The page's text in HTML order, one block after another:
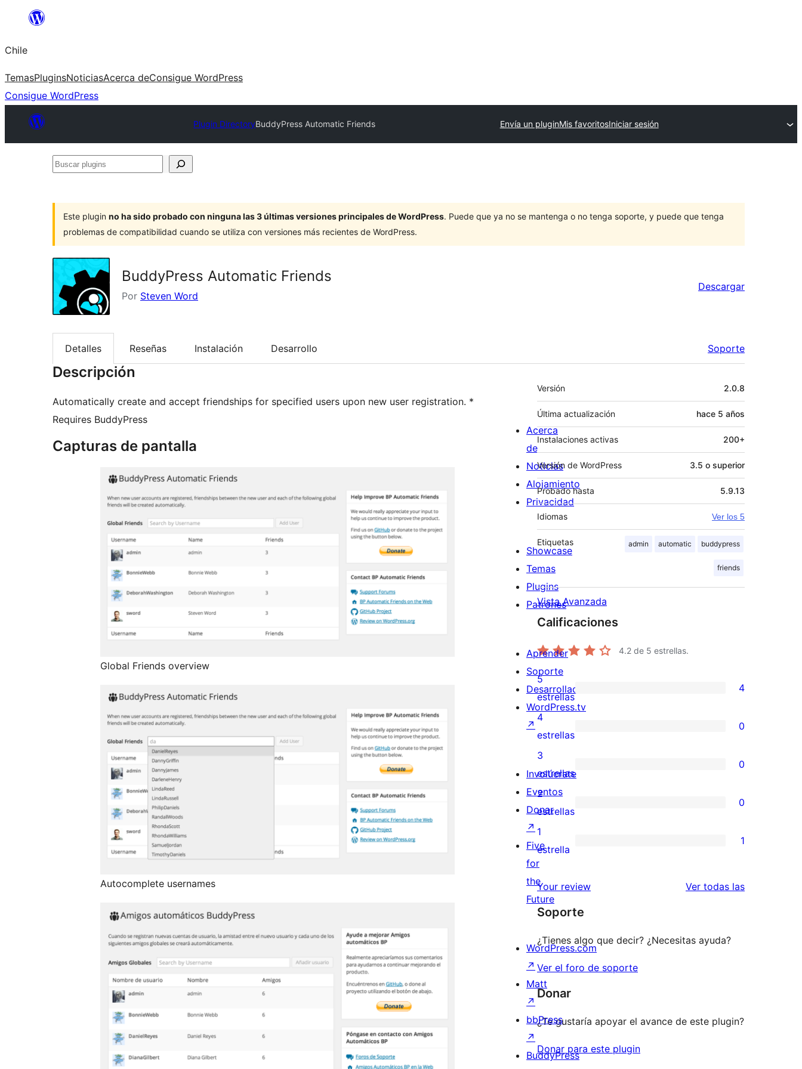
Saltar
contenido
Chile
TemasPluginsNoticiasAcerca deConsigue WordPress
Consigue WordPress
Plugin DirectoryBuddyPress Automatic Friends Envía un pluginMis favoritosIniciar sesión
Buscar
Este plugin no ha sido probado con ninguna las 3 últimas versiones principales de WordPress. Puede que ya no se mantenga o no tenga soporte, y puede que tenga
problemas de compatibilidad cuando se utiliza con versiones más recientes de WordPress.
BuddyPress Automatic Friends
Por Steven Word
Descargar
Detalles Reseñas Instalación Desarrollo Soporte
Descripción
Automatically create and accept friendships for specified users upon new user registration. *
Requires BuddyPress
Capturas de pantalla
Global Friends overview
Autocomplete usernames
Meta
Versión 2.0.8
Última actualización hace 5 años
Instalaciones activas 200+
Versión de WordPress 3.5 o superior
Probado hasta 5.9.13
Idiomas Ver los 5
Etiquetas admin automatic buddypress
friends
Vista Avanzada
Calificaciones
4.2 de 5 estrellas.
4
valoraciones
de
5
estrellas
5
estrellas
4
0
valoraciones
de
4
estrellas
4
estrellas
0
0
valoraciones
de
3
estrellas
3
estrellas
0
0
valoraciones
de
2
estrellas
2
estrellas
0
1
valoración
de
1
estrellas
1
estrella
1
Your review Ver todas lasreseñas
Soporte
¿Tienes algo que decir? ¿Necesitas ayuda?
Ver el foro de soporte
Donar
¿Te gustaría apoyar el avance de este plugin?
Donar para este plugin
Acerca
de
Noticias
Alojamiento
Privacidad
Showcase
Temas
Plugins
Patrones
Aprender
Soporte
Desarrolladores
WordPress.tv
↗
Involúcrate
Eventos
Donar
↗
Five
for
the
Future
WordPress.com
↗
Matt
↗
bbPress
↗
BuddyPress